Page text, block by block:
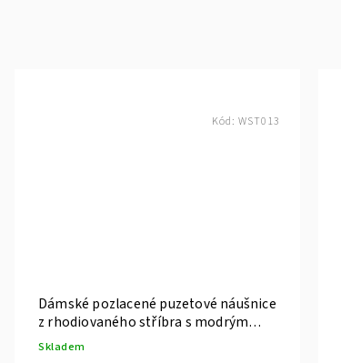
Dámské pozlacené puzetové náušnice
z rhodiovaného stříbra s modrým
zirkonem
Skladem
Kód: WST013